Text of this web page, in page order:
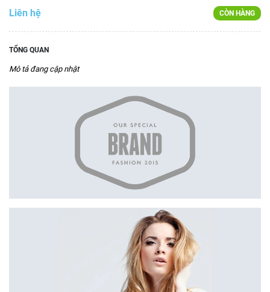
Liên hệ CÒN HÀNG
TỔNG QUAN
Mô tả đang cập nhật